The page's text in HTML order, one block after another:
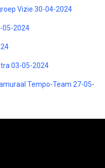
Vizie 30-04-2024
05-2024
03-05-2024
Tempo-Team 27-05-